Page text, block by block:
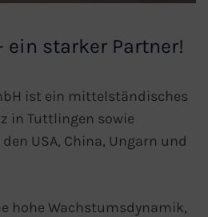
ein starker Partner!
ist ein mittelständisches
in Tuttlingen sowie
USA, China, Ungarn und
hohe Wachstumsdynamik,